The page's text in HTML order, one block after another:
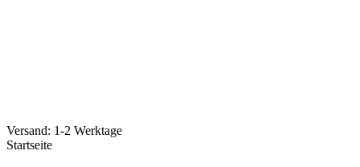
Versand: 1-2 Werktage
Startseite